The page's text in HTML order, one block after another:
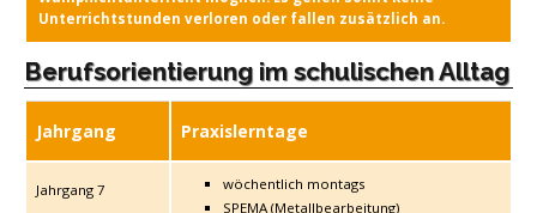
Unterrichtstunden verloren oder fallen zusätzlich an.
Berufsorientierung im schulischen Alltag
Jahrgang Praxislerntage
Jahrgang 7
wöchentlich montags
SPEMA (Metallbearbeitung)